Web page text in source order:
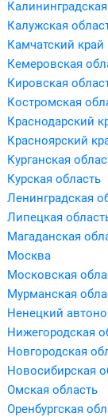
Калужская
Камчатский край
Кемеровская
Кировская
Костромская
Краснодарский
Красноярский
Курганская
Курская область
Ленинградская
Липецкая
Магаданская
Москва
Московская
Мурманская
Ненецкий
Нижегородская
Новгородская
Новосибирская
Омская область
Оренбургская